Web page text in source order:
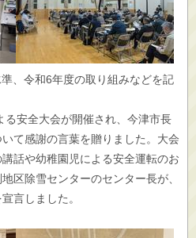
準、令和6年度の取り組みなどを記
る安全大会が開催され、今津市長
て感謝の言葉を贈りました。大会
話や幼稚園児による安全運転のお
区除雪センターのセンター長が、
言しました。